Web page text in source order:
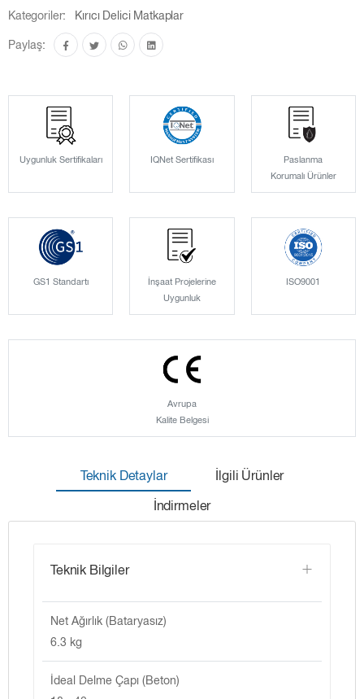
Kategoriler: Kırıcı Delici Matkaplar
Paylaş:
Uygunluk Sertifikaları IQNet Sertifikası
Paslanma
Korumalı Ürünler
GS1 Standartı
İnşaat Projelerine
Uygunluk
ISO9001
Avrupa
Kalite Belgesi
Teknik Detaylar
İlgili Ürünler
İndirmeler
Teknik Bilgiler
Net Ağırlık (Bataryasız)
6.3 kg
İdeal Delme Çapı (Beton)